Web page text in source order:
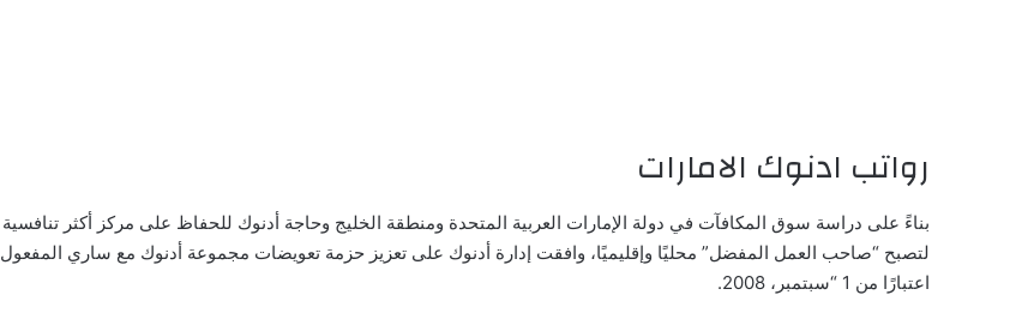
رواتب ادنوك الامارات
بناءً على دراسة سوق المكافآت في دولة الإمارات العربية المتحدة ومنطقة الخليج وحاجة أدنوك للحفاظ على مركز أكثر تنافسية
لتصبح “صاحب العمل المفضل” محليًا وإقليميًا، وافقت إدارة أدنوك على تعزيز حزمة تعويضات مجموعة أدنوك مع ساري المفعول
اعتبارًا من 1 “سبتمبر، 2008.